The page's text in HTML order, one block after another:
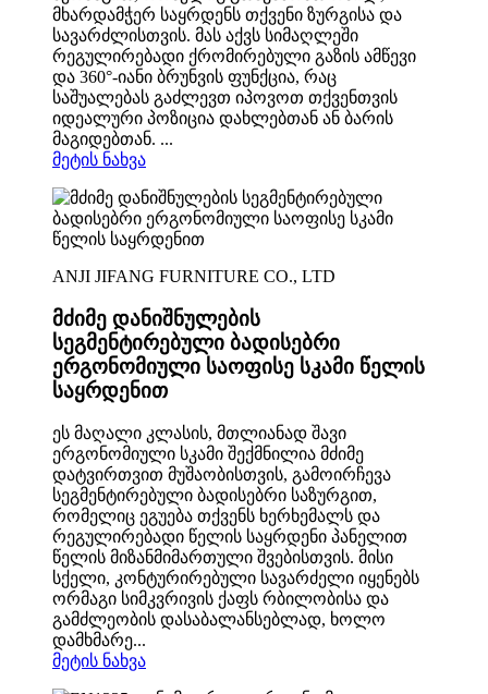
მხარდამჭერ საყრდენს თქვენი ზურგისა და
სავარძლისთვის. მას აქვს სიმაღლეში
რეგულირებადი ქრომირებული გაზის ამწევი
და 360°-იანი ბრუნვის ფუნქცია, რაც
საშუალებას გაძლევთ იპოვოთ თქვენთვის
იდეალური პოზიცია დახლებთან ან ბარის
მაგიდებთან. ...
მეტის ნახვა
ANJI JIFANG FURNITURE CO., LTD
მძიმე დანიშნულების
სეგმენტირებული ბადისებრი
ერგონომიული საოფისე სკამი წელის
საყრდენით
ეს მაღალი კლასის, მთლიანად შავი
ერგონომიული სკამი შექმნილია მძიმე
დატვირთვით მუშაობისთვის, გამოირჩევა
სეგმენტირებული ბადისებრი საზურგით,
რომელიც ეგუება თქვენს ხერხემალს და
რეგულირებადი წელის საყრდენი პანელით
წელის მიზანმიმართული შვებისთვის. მისი
სქელი, კონტურირებული სავარძელი იყენებს
ორმაგი სიმკვრივის ქაფს რბილობისა და
გამძლეობის დასაბალანსებლად, ხოლო
დამხმარე...
მეტის ნახვა